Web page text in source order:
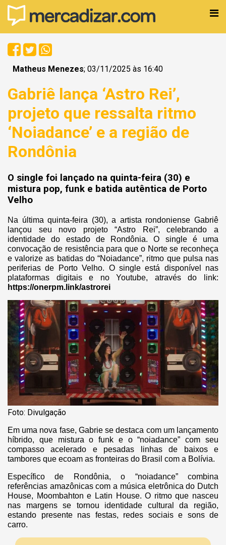
Matheus Menezes; 03/11/2025 às 16:40
Gabriê lança ‘Astro Rei’,
projeto que ressalta ritmo
‘Noiadance’ e a região de
Rondônia
O single foi lançado na quinta-feira (30) e
mistura pop, funk e batida autêntica de Porto
Velho
Na última quinta-feira (30), a artista rondoniense Gabriê
lançou seu novo projeto “Astro Rei”, celebrando a
identidade do estado de Rondônia. O single é uma
convocação de resistência para que o Norte se reconheça
e valorize as batidas do “Noiadance”, ritmo que pulsa nas
periferias de Porto Velho. O single está disponível nas
plataformas digitais e no Youtube, através do link:
https://onerpm.link/astrorei
Foto: Divulgação
Em uma nova fase, Gabrie se destaca com um lançamento
híbrido, que mistura o funk e o “noiadance” com seu
compasso acelerado e pesadas linhas de baixos e
tambores que ecoam as fronteiras do Brasil com a Bolívia.
Específico de Rondônia, o “noiadance” combina
referências amazônicas com a música eletrônica do Dutch
House, Moombahton e Latin House. O ritmo que nasceu
nas margens se tornou identidade cultural da região,
estando presente nas festas, redes sociais e sons de
carro.